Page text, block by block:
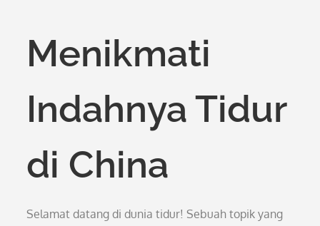
Menikmati
Indahnya Tidur
di China
Selamat datang di dunia tidur! Sebuah topik yang